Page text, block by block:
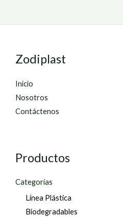
Zodiplast
Inicio
Nosotros
Contáctenos
Productos
Categorías
Línea Plástica
Biodegradables